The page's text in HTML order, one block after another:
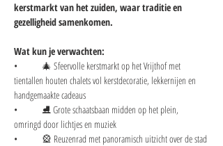
kerstmarkt van het zuiden, waar traditie en
gezelligheid samenkomen.
Wat kun je verwachten:
• 	🎄 Sfeervolle kerstmarkt op het Vrijthof met
tientallen houten chalets vol kerstdecoratie, lekkernijen en
handgemaakte cadeaus
• 	⛸️ Grote schaatsbaan midden op het plein,
omringd door lichtjes en muziek
• 	🎡 Reuzenrad met panoramisch uitzicht over de stad